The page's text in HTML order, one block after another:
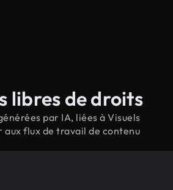
libres de droits
par IA, liées à Visuels
aux flux de travail de contenu